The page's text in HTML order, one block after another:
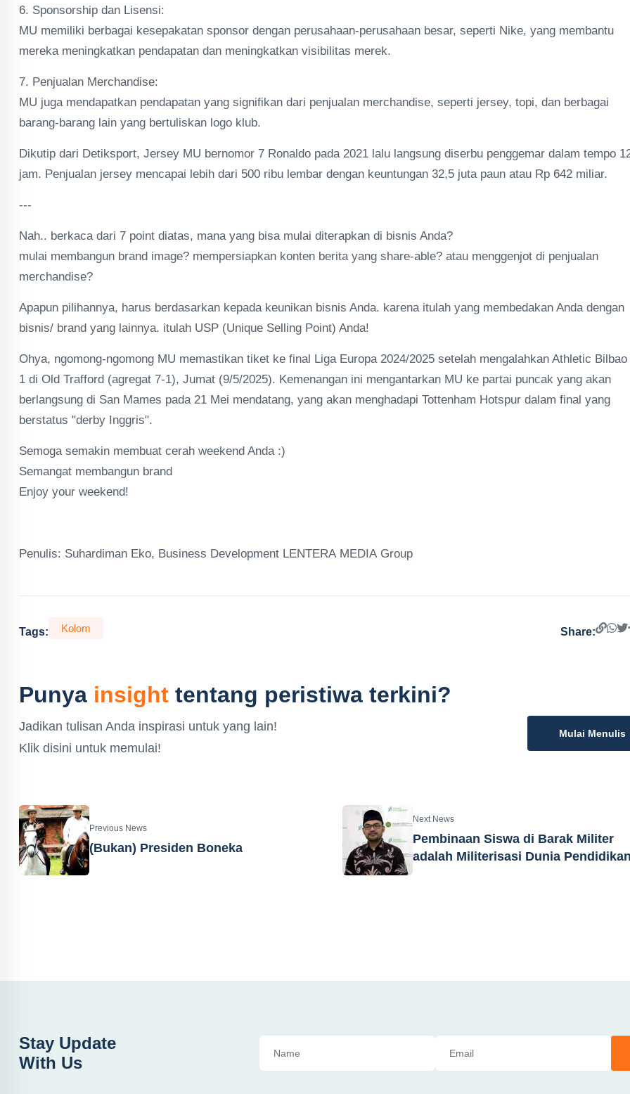
6. Sponsorship dan Lisensi:
MU memiliki berbagai kesepakatan sponsor dengan perusahaan-perusahaan besar, seperti Nike, yang membantu
mereka meningkatkan pendapatan dan meningkatkan visibilitas merek.
7. Penjualan Merchandise:
MU juga mendapatkan pendapatan yang signifikan dari penjualan merchandise, seperti jersey, topi, dan berbagai
barang-barang lain yang bertuliskan logo klub.
Dikutip dari Detiksport, Jersey MU bernomor 7 Ronaldo pada 2021 lalu langsung diserbu penggemar dalam tempo
jam. Penjualan jersey mencapai lebih dari 500 ribu lembar dengan keuntungan 32,5 juta paun atau Rp 642 miliar.
---
Nah.. berkaca dari 7 point diatas, mana yang bisa mulai diterapkan di bisnis Anda?
mulai membangun brand image? mempersiapkan konten berita yang share-able? atau menggenjot di penjualan
merchandise?
Apapun pilihannya, harus berdasarkan kepada keunikan bisnis Anda. karena itulah yang membedakan Anda dengan
bisnis/ brand yang lainnya. itulah USP (Unique Selling Point) Anda!
Ohya, ngomong-ngomong MU memastikan tiket ke final Liga Europa 2024/2025 setelah mengalahkan Athletic Bilbao
1 di Old Trafford (agregat 7-1), Jumat (9/5/2025). Kemenangan ini mengantarkan MU ke partai puncak yang akan
berlangsung di San Mames pada 21 Mei mendatang, yang akan menghadapi Tottenham Hotspur dalam final yang
berstatus "derby Inggris".
Semoga semakin membuat cerah weekend Anda :)
Semangat membangun brand
Enjoy your weekend!
Penulis: Suhardiman Eko, Business Development LENTERA MEDIA Group
Tags: Kolom Share:
Punya insight tentang peristiwa terkini?
Jadikan tulisan Anda inspirasi untuk yang lain!
Klik disini untuk memulai!
Mulai Menulis
Previous News
(Bukan) Presiden Boneka
Next News
Pembinaan Siswa di Barak Militer
adalah Militerisasi Dunia
Stay Update
With Us